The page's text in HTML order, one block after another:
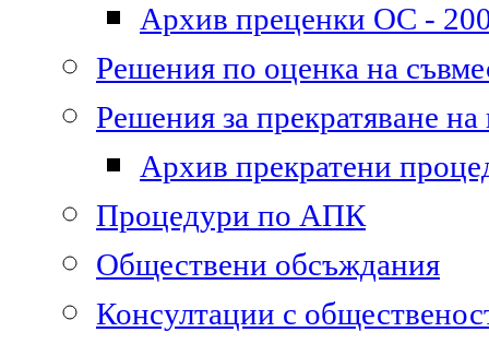
Архив преценки ОС -
Решения по оценка на
Решения за прекратяване
Архив прекратени
Процедури по АПК
Обществени обсъждания
Консултации с